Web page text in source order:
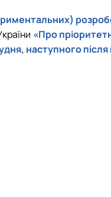
«Про
наступного після